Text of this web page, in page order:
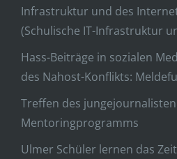
Infrastruktur und des
(Schulische IT-Infrastruktur
Hass-Beiträge in sozialen
des Nahost-Konflikts:
Treffen des
Mentoringprogramms
Ulmer Schüler lernen das